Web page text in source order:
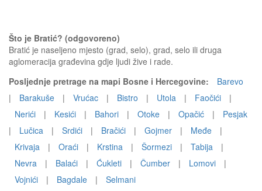
Što je Bratić? (odgovoreno)
Bratić je naseljeno mjesto (grad, selo), grad, selo ili druga
aglomeracija građevina gdje ljudi žive i rade.
Posljednje pretrage na mapi Bosne i Hercegovine:
Barevo
|
Barakuše | Vrućac | Bistro | Utola | Faočići
|
Nerići
| Kesići | Bahori | Otoke | Opačić |
Pesjak
|
Lučica | Srdići | Bračići | Gojmer | Međe
|
Krivaja
| Oraći | Krstina | Šormezi | Tabija
|
Nevra
| Balaći | Ćukleti | Čumber | Lomovi
|
Vojnići
| Bagdale | Selmani